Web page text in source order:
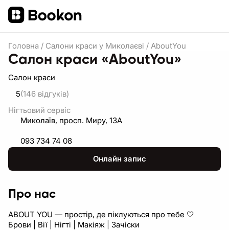
Головна / Салони краси у Миколаєві / AboutYou
Салон краси «AboutYou»
Салон краси
5(146 відгуків)
Нігтьовий сервіс
Миколаїв, просп. Миру, 13А
093 734 74 08
Онлайн запис
Про нас
ABOUT YOU — простір, де піклуються про тебе 🤍
Брови | Вії | Нігті | Макіяж | Зачіски